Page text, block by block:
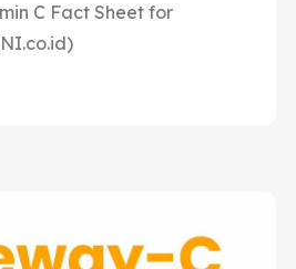
C Fact Sheet for